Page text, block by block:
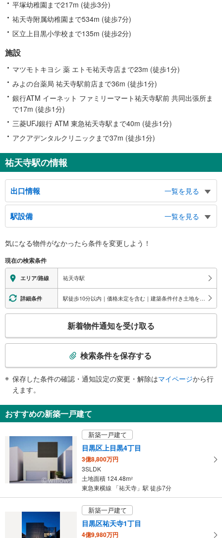
平塚幼稚園まで217m (徒歩3分)
祐天寺附属幼稚園まで534m (徒歩7分)
区立上目黒小学校まで135m (徒歩2分)
施設
マツモトキヨシ 薬 エトモ祐天寺店まで23m (徒歩1分)
みよの台薬局 祐天寺駅前店まで36m (徒歩1分)
銀行ATM イーネット ファミリーマート祐天寺駅前 共同出張所ま
で17m (徒歩1分)
三菱UFJ銀行 ATM 東急祐天寺駅まで40m (徒歩1分)
アクアデンタルクリニックまで37m (徒歩1分)
祐天寺駅の情報
出口情報
一覧を見る
東口１・２
バスのりば、タクシーのりば、目黒税務署、駒沢通り、祐天寺１・２丁目
西口１
五本木１丁目、上目黒４丁目
五本木１・２丁目
駅設備
一覧を見る
※段差なしでの移動経路
地上⇔改札⇔ホーム：○
エレベータ
・各ホーム⇔改札
トイレ
《多機能トイレ》
・ＡＥＤ
気になる物件がなかったら条件を変更しよう！
現在の検索条件
エリア/路線 祐天寺駅
詳細条件 駅徒歩10分以内｜価格未定を含む｜建築条件付き土地を含む
検
知
を
け
取
条
新着物件通知を受け取る
検索条件を保存する
保存した条件の確認・通知設定の変更・解除はマイページから行
えます。
おすすめの新築一戸建て
新築一戸建て
目黒区上目黒4丁目
3億8,800万円
3SLDK
土地面積 124.48m2
東急東横線 「祐天寺」駅 徒歩7分
新築一戸建て
目黒区祐天寺1丁目
4億9,980万円